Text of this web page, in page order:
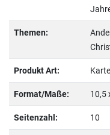
Themen:
Produkt Art:
Format/Maße: 10,5
Seitenzahl: 10